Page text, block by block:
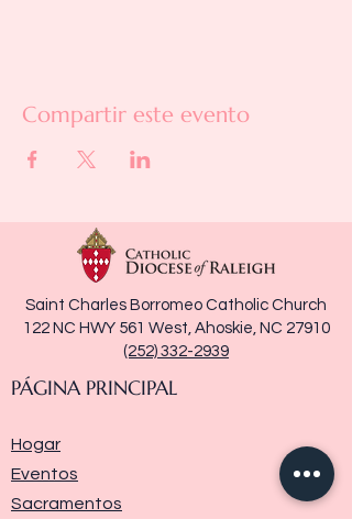
Compartir este evento
Saint Charles Borromeo Catholic Church
122 NC HWY 561 West, Ahoskie, NC 27910
(252) 332-2939
PÁGINA PRINCIPAL
Hogar
Eventos
Sacramentos